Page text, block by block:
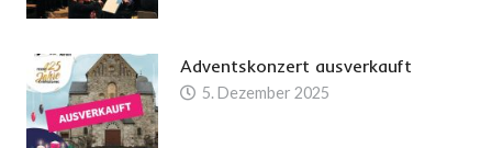
Adventskonzert ausverkauft
5. Dezember 2025